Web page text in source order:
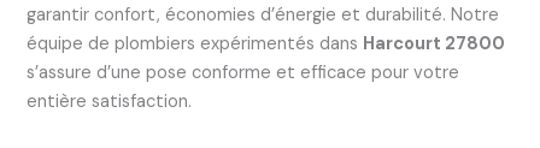
garantir confort, économies d’énergie et durabilité. Notre
équipe de plombiers expérimentés dans Harcourt 27800
s’assure d’une pose conforme et efficace pour votre
entière satisfaction.